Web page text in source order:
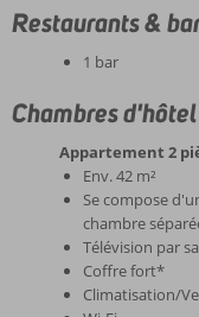
Restaurants &
1 bar
Chambres d'hôtel
Appartement 2
Env. 42 m²
Se compose
chambre
Télévision par
Coffre fort*
Climatisation/